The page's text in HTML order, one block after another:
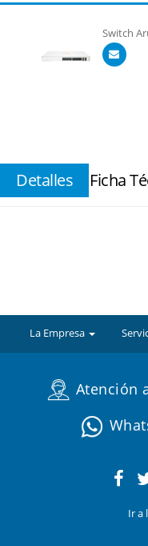
Switch
Detalles Ficha
La Empresa
Atención
Ir a